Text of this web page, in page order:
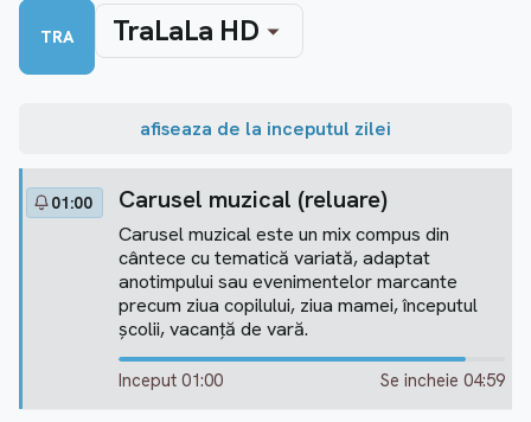
TRA TraLaLa HD
afiseaza de la inceputul zilei
01:00 Carusel muzical (reluare)
Carusel muzical este un mix compus din
cântece cu tematică variată, adaptat
anotimpului sau evenimentelor marcante
precum ziua copilului, ziua mamei, începutul
școlii, vacanță de vară.
Inceput 01:00 Se incheie 04:59